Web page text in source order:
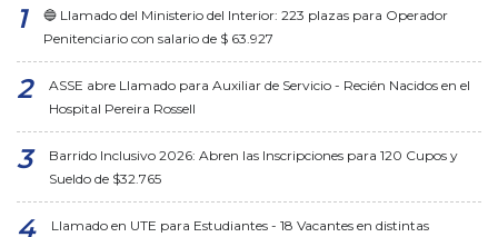
🔵 Llamado del Ministerio del Interior: 223 plazas para Operador
Penitenciario con salario de $ 63.927
ASSE abre Llamado para Auxiliar de Servicio - Recién Nacidos en el
Hospital Pereira Rossell
Barrido Inclusivo 2026: Abren las Inscripciones para 120 Cupos y
Sueldo de $32.765
Llamado en UTE para Estudiantes - 18 Vacantes en distintas